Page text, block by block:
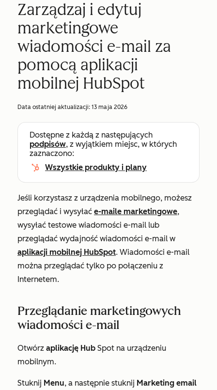
Zarządzaj i edytuj
marketingowe
wiadomości e-mail za
pomocą aplikacji
mobilnej HubSpot
Data ostatniej aktualizacji: 13 maja 2026
Dostępne z każdą z następujących
podpisów, z wyjątkiem miejsc, w których
zaznaczono:
Wszystkie produkty i plany
Jeśli korzystasz z urządzenia mobilnego, możesz
przeglądać i wysyłać e-maile marketingowe,
wysyłać testowe wiadomości e-mail lub
przeglądać wydajność wiadomości e-mail w
aplikacji mobilnej HubSpot. Wiadomości e-mail
można przeglądać tylko po połączeniu z
Internetem.
Przeglądanie marketingowych
wiadomości e-mail
Otwórz aplikację Hub Spot na urządzeniu
mobilnym.
Stuknij Menu, a następnie stuknij Marketing email